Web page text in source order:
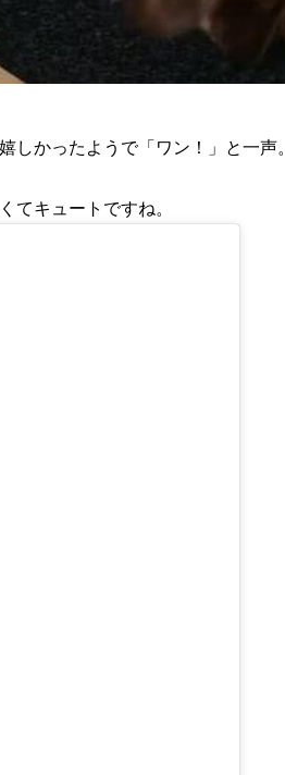
かったようで「ワン！」と一声。
てキュートですね。